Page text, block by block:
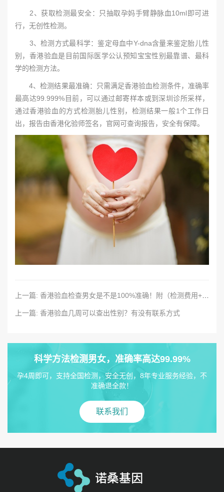
2、获取检测最安全：只抽取孕妈手臂静脉血10ml即可进
行，无创性检测。
3、检测方式最科学：鉴定母血中Y-dna含量来鉴定胎儿性
别，香港验血是目前国际医学公认预知宝宝性别最靠谱、最科
学的检测方法。
4、检测结果最准确：只需满足香港验血检测条件，准确率
最高达99.999%目前，可以通过邮寄样本或到深圳诊所采样，
通过香港验血的方式检测胎儿性别，检测结果一般1个工作日
出，报告由香港化验师签名，官网可查询报告，安全有保障。
上一篇: 香港验血几周可以查出性别？有没有联系方式
科学方法检测男女，准确率高达99.99%
孕4周即可，支持全国检测，安全无创，8年专业服务经验，不
准确退全款！
联系我们